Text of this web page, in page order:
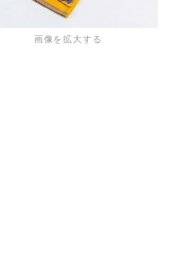
画像を拡大する